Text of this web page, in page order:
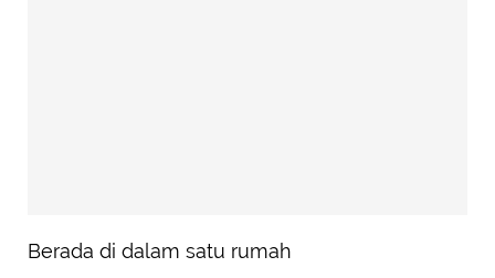
Berada di dalam satu rumah